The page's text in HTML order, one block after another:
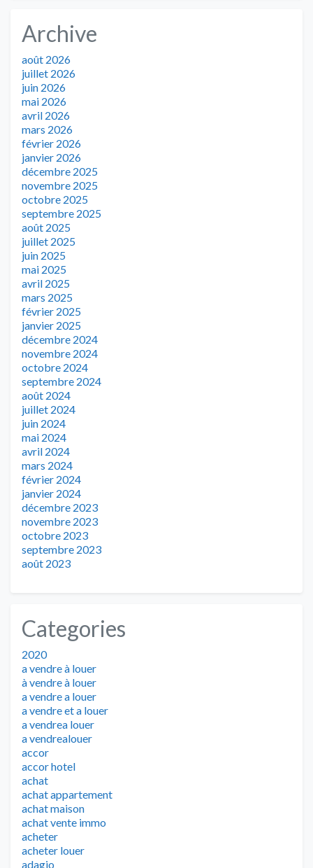
Archive
août 2026
juillet 2026
juin 2026
mai 2026
avril 2026
mars 2026
février 2026
janvier 2026
décembre 2025
novembre 2025
octobre 2025
septembre 2025
août 2025
juillet 2025
juin 2025
mai 2025
avril 2025
mars 2025
février 2025
janvier 2025
décembre 2024
novembre 2024
octobre 2024
septembre 2024
août 2024
juillet 2024
juin 2024
mai 2024
avril 2024
mars 2024
février 2024
janvier 2024
décembre 2023
novembre 2023
octobre 2023
septembre 2023
août 2023
Categories
2020
a vendre à louer
à vendre à louer
a vendre a louer
a vendre et a louer
a vendrea louer
a vendrealouer
accor
accor hotel
achat
achat appartement
achat maison
achat vente immo
acheter
acheter louer
adagio